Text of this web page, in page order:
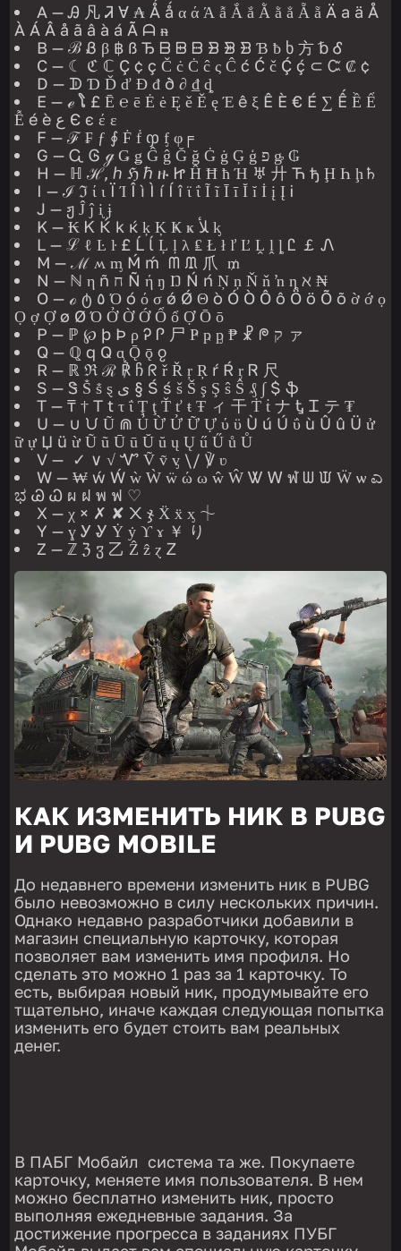
A — Ꭿ 凡 Ꮨ ∀ ₳ Ǻ ǻ α ά Ά ẫ Ắ ắ Ằ ằ ẳ Ẵ ẵ Ä ª ä Å
À Á Â å ã â à á Ã ᗩ ᵰ
B — ℬ Ᏸ β ฿ ß Ђ ᗷ ᗸ ᗹ ᗽ ᗾ ᗿ Ɓ ƀ ხ 方 ␢ Ꮄ
C — ☾ ℭ ℂ Ç ¢ ç Č ċ Ċ ĉ ς Ĉ ć Ć č Ḉ ḉ ⊂ Ꮸ ₡ ¢
D — ᗫ Ɗ Ď ď Đ đ ð ∂ ₫ ȡ
E — ℯ ໂ £ Ē ℮ ē Ė ė Ę ě Ě ę Έ ê ξ Ê È € É ∑ Ế Ề Ể
Ễ é è ع Є є έ ε
F — ℱ ₣ ƒ ∮ Ḟ ḟ ჶ ᶂ φ╒
G — Ꮹ Ꮆ ℊ Ǥ ǥ Ĝ ĝ Ğ ğ Ġ ġ Ģ ģ פ ᶃ ₲
H — ℍ ℋ, ℎ ℌ ℏ ዙ Ꮵ Ĥ Ħ ħ Ή ♅ 廾 Ћ ђ Ḩ Һ ḩ♄
I — ℐ ℑ ί ι Ï Ί Î ì Ì í Í î ϊ ΐ Ĩ ĩ Ī ī Ĭ ĭ İ į Į Ꭵ
J — ჟ Ĵ ĵ ᶖ ɉ
K — ₭ Ꮶ Ќ k ќ ķ Ķ Ҝ ҝ ﻸ ᶄ
L — ℒ ℓ Ŀ ŀ £ Ĺ ĺ Ļ ļ λ ₤ Ł ł ľ Ľ Ḽ ḽ ȴ Ꮭ ￡ Ꮑ
M — ℳ ʍ ᶆ Ḿ ḿ ᗰ ᙢ 爪 ₥
N — ℕ η ñ ח Ñ ή ŋ Ŋ Ń ń Ņ ņ Ň ň ŉ ȵ ℵ ₦
O — ℴ ტ ٥ Ό ó ό σ ǿ Ǿ Θ ò Ó Ò Ô ô Ö ö Õ õ ờ ớ ọ
Ọ ợ Ợ ø Ø Ό Ở Ờ Ớ Ổ ổ Ợ Ō ō
P — ℙ ℘ þ Þ ρ Ꭾ Ꮅ 尸 Ҏ ҏ ᶈ ₱ ☧ ᖘ ק ァ
Q — ℚ q Q ᶐ Ǭ ǭ ჹ
R — ℝ ℜ ℛ ℟ ჩ ᖇ ř Ř ŗ Ŗ ŕ Ŕ ᶉ Ꮢ 尺
S — Ꮥ Ṧ ṧ ȿ ى § Ś ś š Š ş Ş ŝ Ŝ ₰ ∫ $ ֆ
T — ₸ † T t τ ΐ Ţ ţ Ť ť ŧ Ŧ ィ 干 Ṫ ṫ ナ Ꮏ Ꮖ テ ₮
U — ∪ ᙀ Ũ ⋒ Ủ Ừ Ử Ữ Ự ύ ϋ Ù ú Ú ΰ ù Û û Ü ử
ữ ự Џ ü ừ Ũ ũ Ū ū Ŭ ŭ ų Ų ű Ű ů Ů
V — ✓ ∨ √ Ꮙ Ṽ ṽ ᶌ \/ ℣ ʋ
W — ₩ ẃ Ẃ ẁ Ẁ ẅ ώ ω ŵ Ŵ Ꮤ Ꮃ ฬ ᗯ ᙡ Ẅ ѡ ಎ
ಭ Ꮚ Ꮗ ผ ฝ พ ฟ ♡
X — χ × ✗ ✘ ᙭ ჯ Ẍ ẍ ᶍ ⏆
Y — ɣ Ꭹ Ꮍ Ẏ ẏ ϒ ɤ ￥ り
Z — ℤ ℨ ჳ 乙 Ẑ ẑ ɀ Ꮓ
КАК ИЗМЕНИТЬ НИК В PUBG
И PUBG MOBILE
До недавнего времени изменить ник в PUBG
было невозможно в силу нескольких причин.
Однако недавно разработчики добавили в
магазин специальную карточку, которая
позволяет вам изменить имя профиля. Но
сделать это можно 1 раз за 1 карточку. То
есть, выбирая новый ник, продумывайте его
тщательно, иначе каждая следующая попытка
изменить его будет стоить вам реальных
денег.
В ПАБГ Мобайл система та же. Покупаете
карточку, меняете имя пользователя. В нем
можно бесплатно изменить ник, просто
выполняя ежедневные задания. За
достижение прогресса в заданиях ПУБГ